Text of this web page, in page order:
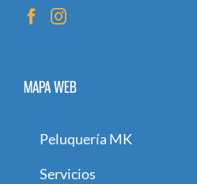
MAPA WEB
Peluquería MK
Servicios